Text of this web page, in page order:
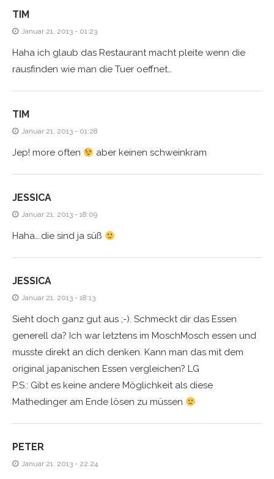
TIM
Januar 21, 2013 - 01:23
Haha ich glaub das Restaurant macht pleite wenn die
rausfinden wie man die Tuer oeffnet…
TIM
Januar 21, 2013 - 01:28
Jep! more often aber keinen schweinkram
JESSICA
Januar 21, 2013 - 18:09
Haha….die sind ja süß
JESSICA
Januar 21, 2013 - 18:13
Sieht doch ganz gut aus ;-). Schmeckt dir das Essen
generell da? Ich war letztens im MoschMosch essen und
musste direkt an dich denken. Kann man das mit dem
original japanischen Essen vergleichen? LG
P.S.: Gibt es keine andere Möglichkeit als diese
Mathedinger am Ende lösen zu müssen
PETER
Januar 21, 2013 - 22:24